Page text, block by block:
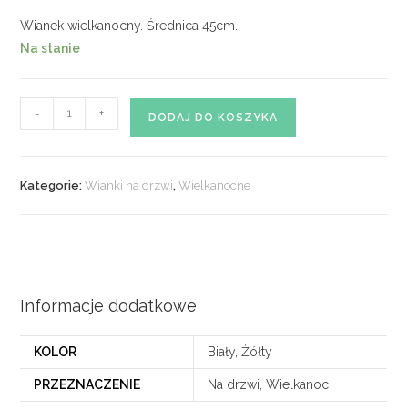
Wianek wielkanocny. Średnica 45cm.
Na stanie
Wianek
- + DODAJ DO KOSZYKA
Kategorie:Wianki na drzwi,Wielkanocne
Informacje dodatkowe
KOLOR Biały, Żółty
PRZEZNACZENIE Na drzwi, Wielkanoc